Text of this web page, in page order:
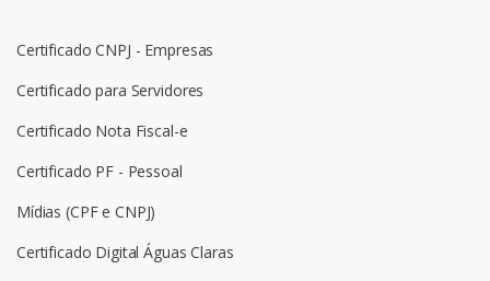
Certificado CNPJ - Empresas
Certificado para Servidores
Certificado Nota Fiscal-e
Certificado PF - Pessoal
Mídias (CPF e CNPJ)
Certificado Digital Águas Claras